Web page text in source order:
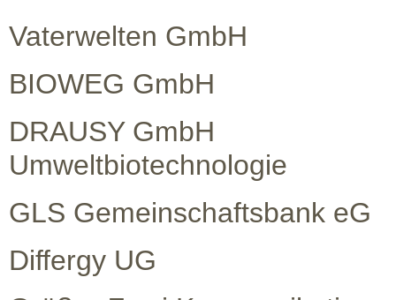
Vaterwelten GmbH
BIOWEG GmbH
DRAUSY GmbH
Umweltbiotechnologie
GLS Gemeinschaftsbank eG
Differgy UG